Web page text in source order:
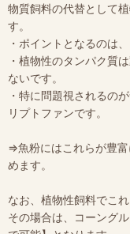
物質飼料の代替として
す。
・ポイントとなるのは
・植物性のタンパク質
ないです。
・特に問題視されるの
リプトファンです。
⇒魚粉にはこれらが豊
めます。
なお、植物性飼料でこ
その場合は、コーング